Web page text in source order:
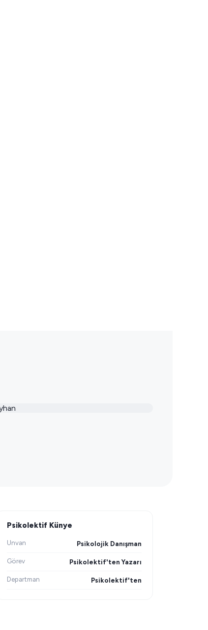
Psikolektif Künye
Unvan Psikolojik Danışman
Görev Psikolektif'ten Yazarı
Departman Psikolektif'ten